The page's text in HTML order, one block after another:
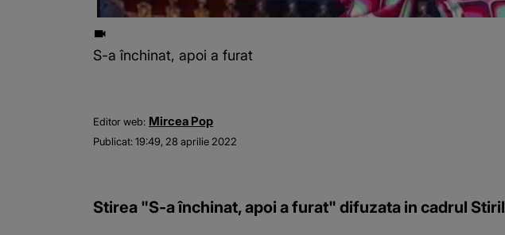
S-a închinat, apoi a furat
Editor web: Mircea Pop
Publicat:19:49, 28 aprilie 2022
Stirea "S-a închinat, apoi a furat" difuzata in cadrul